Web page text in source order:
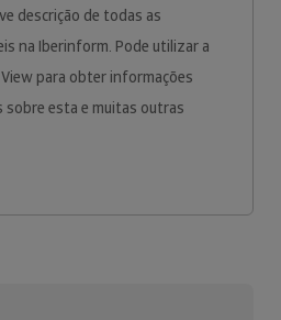
descrição de todas as
na Iberinform. Pode utilizar a
para obter informações
sobre esta e muitas outras